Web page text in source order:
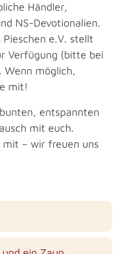
Händler,
NS-Devotionalien.
e.V. stellt
Verfügung (bitte bei
Wenn möglich,
mit!
entspannten
mit euch.
– wir freuen uns